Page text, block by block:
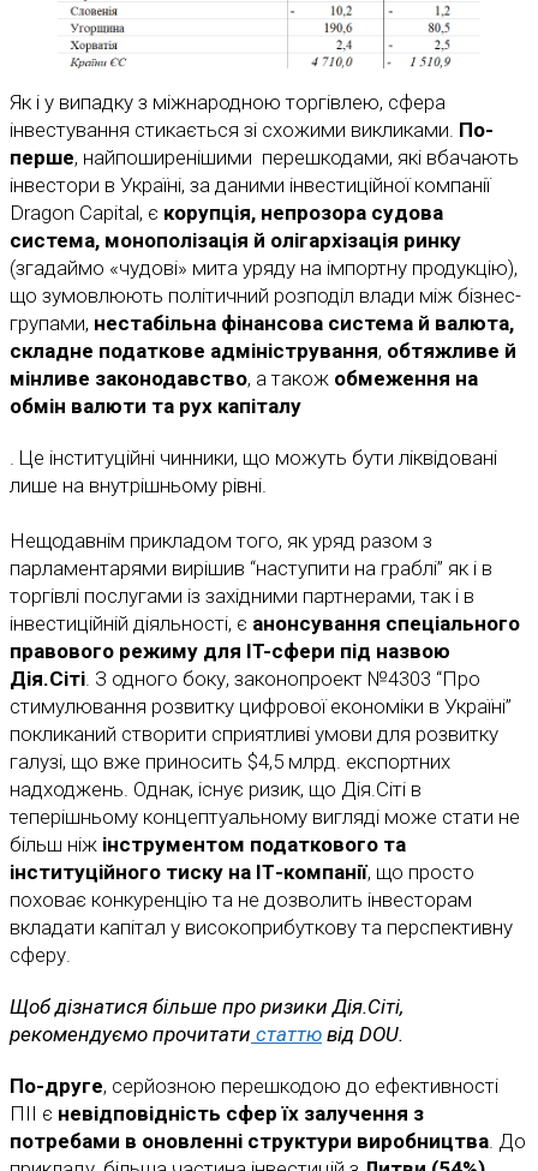
Як і у випадку з міжнародною торгівлею, сфера
інвестування стикається зі схожими викликами. По-
перше, найпоширенішими перешкодами, які вбачають
інвестори в Україні, за даними інвестиційної компанії
Dragon Capital, є корупція, непрозора судова
система, монополізація й олігархізація ринку
(згадаймо «чудові» мита уряду на імпортну продукцію),
що зумовлюють політичний розподіл влади між бізнес-
групами, нестабільна фінансова система й валюта,
складне податкове адміністрування, обтяжливе й
мінливе законодавство, а також обмеження на
обмін валюти та рух капіталу
. Це інституційні чинники, що можуть бути ліквідовані
лише на внутрішньому рівні.
Нещодавнім прикладом того, як уряд разом з
парламентарями вирішив “наступити на граблі” як і в
торгівлі послугами із західними партнерами, так і в
інвестиційній діяльності, є анонсування спеціального
правового режиму для IT-сфери під назвою
Дія.Сіті . З одного боку, законопроект №4303 “Про
стимулювання розвитку цифрової економіки в Україні”
покликаний створити сприятливі умови для розвитку
галузі, що вже приносить $4,5 млрд. експортних
надходжень. Однак, існує ризик, що Дія.Сіті в
теперішньому концептуальному вигляді може стати не
більш ніж інструментом податкового та
інституційного тиску на ІТ-компанії, що просто
поховає конкуренцію та не дозволить інвесторам
вкладати капітал у високоприбуткову та перспективну
сферу.
Щоб дізнатися більше про ризики Дія.Сіті,
рекомендуємо прочитати статтю від DOU.
По-друге, серйозною перешкодою до ефективності
ПІІ є невідповідність сфер їх залучення з
потребами в оновленні структури виробництва . До